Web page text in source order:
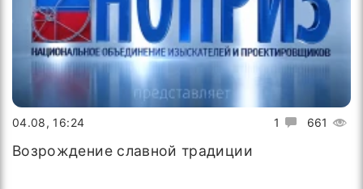
1 661
04.08, 16:24
Возрождение славной традиции